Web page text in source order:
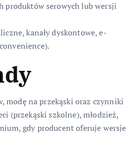
produktów serowych lub wersji
kanały dyskontowe, e-
modę na przekąski oraz czynniki
(przekąski szkolne), młodzież,
gdy producent oferuje wersje